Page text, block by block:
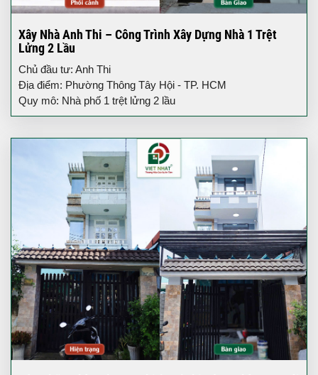
Xây Nhà Anh Thi – Công Trình Xây Dựng Nhà 1 Trệt
Lửng 2 Lầu
Chủ đầu tư: Anh Thi
Địa điểm: Phường Thông Tây Hội - TP. HCM
Quy mô: Nhà phố 1 trệt lửng 2 lầu